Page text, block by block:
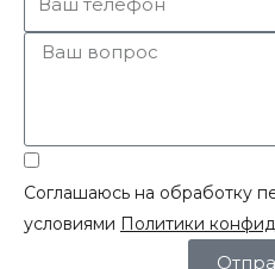
Соглашаюсь на обработку
условиями Политики